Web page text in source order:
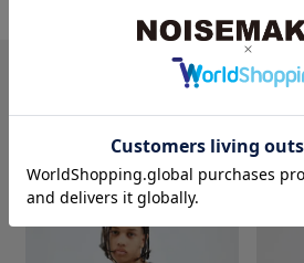
RECOMMEND